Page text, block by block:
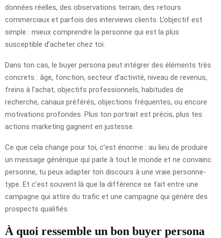
données réelles, des observations terrain, des retours
commerciaux et parfois des interviews clients. L’objectif est
simple : mieux comprendre la personne qui est la plus
susceptible d’acheter chez toi.
Dans ton cas, le buyer persona peut intégrer des éléments très
concrets : âge, fonction, secteur d’activité, niveau de revenus,
freins à l’achat, objectifs professionnels, habitudes de
recherche, canaux préférés, objections fréquentes, ou encore
motivations profondes. Plus ton portrait est précis, plus tes
actions marketing gagnent en justesse.
Ce que cela change pour toi, c’est énorme : au lieu de produire
un message générique qui parle à tout le monde et ne convainc
personne, tu peux adapter ton discours à une vraie personne-
type. Et c’est souvent là que la différence se fait entre une
campagne qui attire du trafic et une campagne qui génère des
prospects qualifiés.
À quoi ressemble un bon buyer persona